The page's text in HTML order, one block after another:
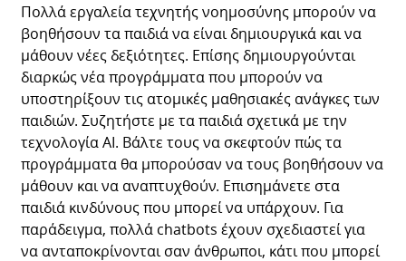
Πολλά εργαλεία τεχνητής νοημοσύνης μπορούν να
βοηθήσουν τα παιδιά να είναι δημιουργικά και να
μάθουν νέες δεξιότητες. Επίσης δημιουργούνται
διαρκώς νέα προγράμματα που μπορούν να
υποστηρίξουν τις ατομικές μαθησιακές ανάγκες των
παιδιών. Συζητήστε με τα παιδιά σχετικά με την
τεχνολογία AI. Βάλτε τους να σκεφτούν πώς τα
προγράμματα θα μπορούσαν να τους βοηθήσουν να
μάθουν και να αναπτυχθούν. Επισημάνετε στα
παιδιά κινδύνους που μπορεί να υπάρχουν. Για
παράδειγμα, πολλά chatbots έχουν σχεδιαστεί για
να ανταποκρίνονται σαν άνθρωποι, κάτι που μπορεί